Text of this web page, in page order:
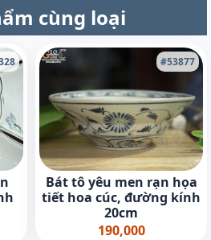
cùng loại
#53877
Bát tô yêu men rạn họa
tiết hoa cúc, đường kính
20cm
190,000